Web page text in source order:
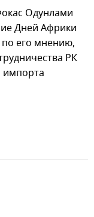
Одунлами
Дней Африки
его мнению,
РК
импорта